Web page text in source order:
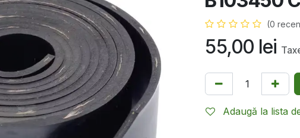
(0
55,00 lei
Adaugă la lista